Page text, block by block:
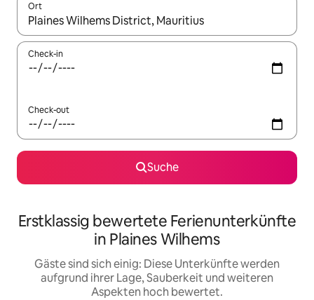
Ort
Wenn Ergebnisse verfügbar sind, navigiere mit den
Check-in
Check-out
Suche
Erstklassig bewertete Ferienunterkünfte
in Plaines Wilhems
Gäste sind sich einig: Diese Unterkünfte werden
aufgrund ihrer Lage, Sauberkeit und weiteren
Aspekten hoch bewertet.